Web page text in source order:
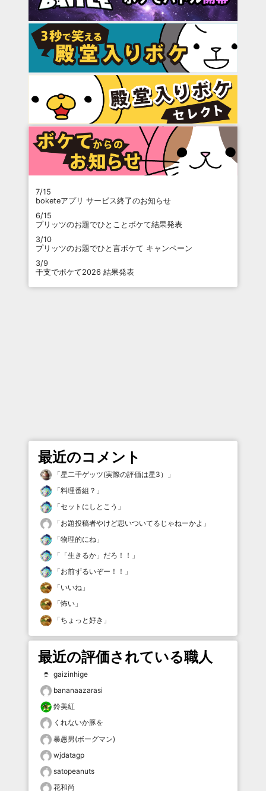
7/15
boketeアプリ サービス終了のお知らせ
6/15
プリッツのお題でひとことボケて結果発表
3/10
プリッツのお題でひと言ボケて キャンペーン
3/9
干支でボケて2026 結果発表
最近のコメント
「星二千ゲッツ(実際の評価は星3）
」
「料理番組？ 」
「セットにしとこう 」
「お題投稿者やけど思いついてるじゃねーかよ 」
「物理的にね 」
「 「生きるか」だろ！！ 」
「お前ずるいぞー！！ 」
「いいね 」
「怖い 」
「ちょっと好き 」
最近の評価されている職人
gaizinhige
bananaazarasi
鈴美紅
くれないか豚を
暴愚男(ボーグマン)
wjdatagp
satopeanuts
花和尚